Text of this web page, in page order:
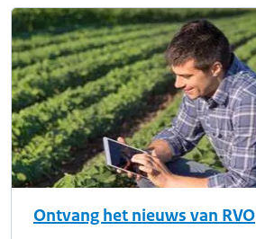
Ontvang het nieuws van RVO